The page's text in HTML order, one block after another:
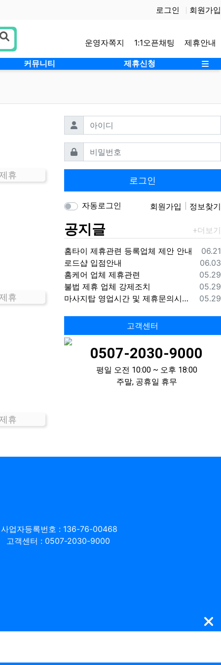
로그인 회원가입
운영자쪽지 1:1오픈채팅 제휴안내
커뮤니티 제휴신청 사
휴
휴
휴
아이디 필수
비밀번호필수
로그인
자동로그인 회원가입 정보찾기
공지글
등록
06.21
홈타이 제휴관련 등록업체 제안 안내
등록
06.03
로드샵 입점안내
등록
05.29
홈케어 업체 제휴관련
등록
05.29
불법 제휴 업체 강제조치
등록
05.29
마사지탑 영업시간 및 제휴문의시간 안내
고객센터
0507-2030-9000
평일 오전 10:00 ~ 오후 18:00
주말, 공휴일 휴무
사업자등록번호 : 136-76-00468
고객센터 : 0507-2030-9000